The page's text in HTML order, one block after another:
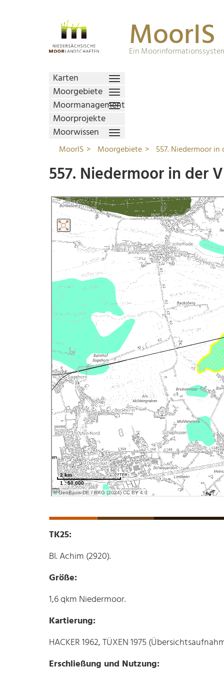
MoorIS
Ein
Karten
Moorgebiete
Moormanagement
Moorprojekte
Moorwissen
MoorIS Moorgebiete 557. Niedermoor in
557. Niedermoor in der
TK25:
Bl. Achim (2920).
Größe:
1,6 qkm Niedermoor.
Kartierung:
HACKER 1962, TÜXEN 1975
Erschließung und Nutzung: